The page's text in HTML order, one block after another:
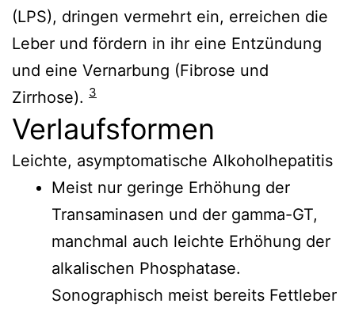
(LPS), dringen vermehrt ein, erreichen die
Leber und fördern in ihr eine Entzündung
und eine Vernarbung (Fibrose und
Zirrhose). 3
Verlaufsformen
Leichte, asymptomatische Alkoholhepatitis
Meist nur geringe Erhöhung der
Transaminasen und der gamma-GT,
manchmal auch leichte Erhöhung der
alkalischen Phosphatase.
Sonographisch meist bereits Fettleber